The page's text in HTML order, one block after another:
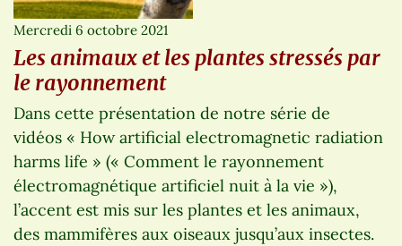
Mercredi 6 octobre 2021
Les animaux et les plantes stressés par
le rayonnement
Dans cette présentation de notre série de
vidéos « How artificial electromagnetic radiation
harms life » (« Comment le rayonnement
électromagnétique artificiel nuit à la vie »),
l’accent est mis sur les plantes et les animaux,
des mammifères aux oiseaux jusqu’aux insectes.